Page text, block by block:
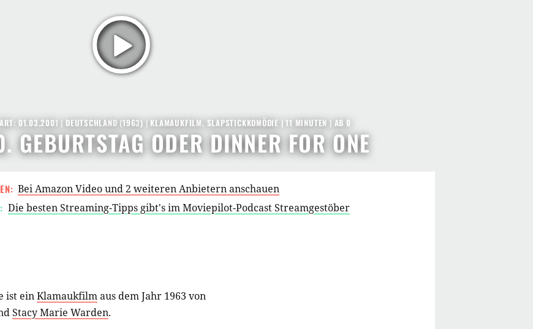
GEBURTSTAG ODER DINNER FOR ONE
01.03.2001 | DEUTSCHLAND (1963) | KLAMAUKFILM, SLAPSTICKKOMÖDIE | 11 MINUTEN | AB 0
Bei Amazon Video und 2 weiteren Anbietern anschauen
Die besten Streaming-Tipps gibt's im Moviepilot-Podcast Streamgestöber
ist einKlamaukfilmaus dem Jahr 1963 von
Stacy Marie Warden.